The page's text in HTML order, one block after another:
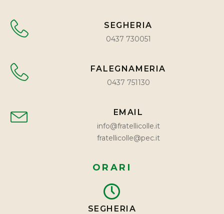
SEGHERIA
0437 730051
FALEGNAMERIA
0437 751130
EMAIL
info@fratellicolle.it
fratellicolle@pec.it
ORARI
SEGHERIA